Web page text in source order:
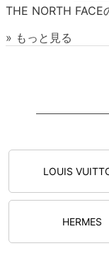
THE NORTH FACE
» もっと見る
LOUIS
HERMES